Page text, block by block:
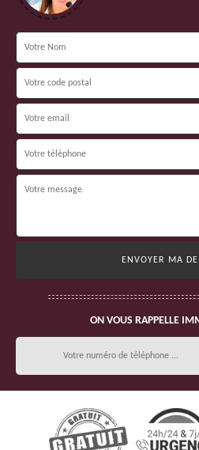
ON VOUS RAPPELLE